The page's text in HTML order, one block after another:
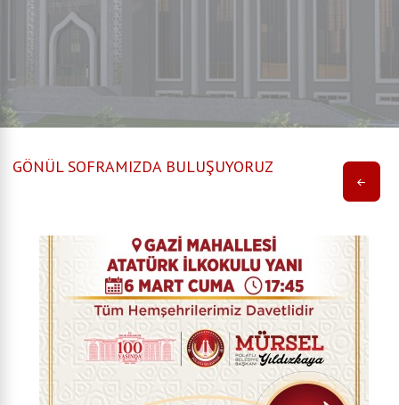
GÖNÜL SOFRAMIZDA BULUŞUYORUZ